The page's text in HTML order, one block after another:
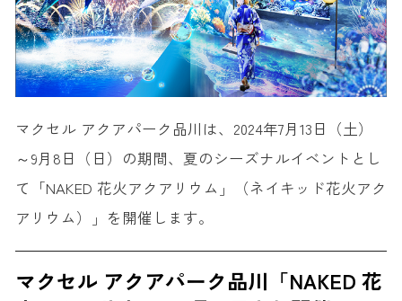
マクセル アクアパーク品川は、2024年7月13日（土）
～9月8日（日）の期間、夏のシーズナルイベントとし
て「NAKED 花火アクアリウム」（ネイキッド花火アク
アリウム）」を開催します。
マクセル アクアパーク品川「NAKED 花